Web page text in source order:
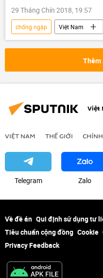
29 Tháng Chín 2018, 19:57
chống ngập Việt Nam
công an
Thêm
Việt
VIỆT NAM THẾ GIỚI
Telegram Zalo
Về đề án Qui định sử dụng tư
Tiêu chuẩn cộng đồng Cookie
Privacy Feedback